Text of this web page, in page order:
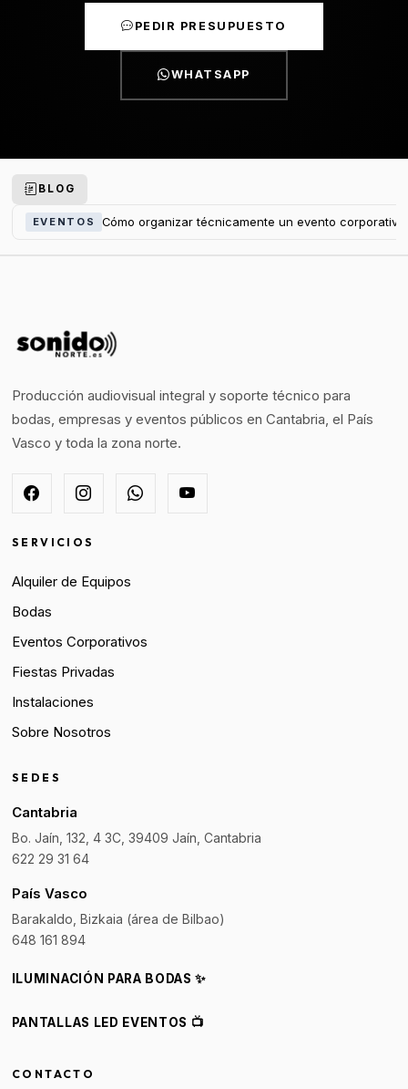
PEDIR PRESUPUESTO
WHATSAPP
BLOG
EVENTOS Cómo organizar técnicamente un evento
Producción audiovisual integral y soporte técnico para
bodas, empresas y eventos públicos en Cantabria, el País
Vasco y toda la zona norte.
SERVICIOS
Alquiler de Equipos
Bodas
Eventos Corporativos
Fiestas Privadas
Instalaciones
Sobre Nosotros
SEDES
Cantabria
Bo. Jaín, 132, 4 3C, 39409 Jaín, Cantabria
622 29 31 64
País Vasco
Barakaldo, Bizkaia (área de Bilbao)
648 161 894
ILUMINACIÓN PARA BODAS ✨
PANTALLAS LED EVENTOS 📺
CONTACTO